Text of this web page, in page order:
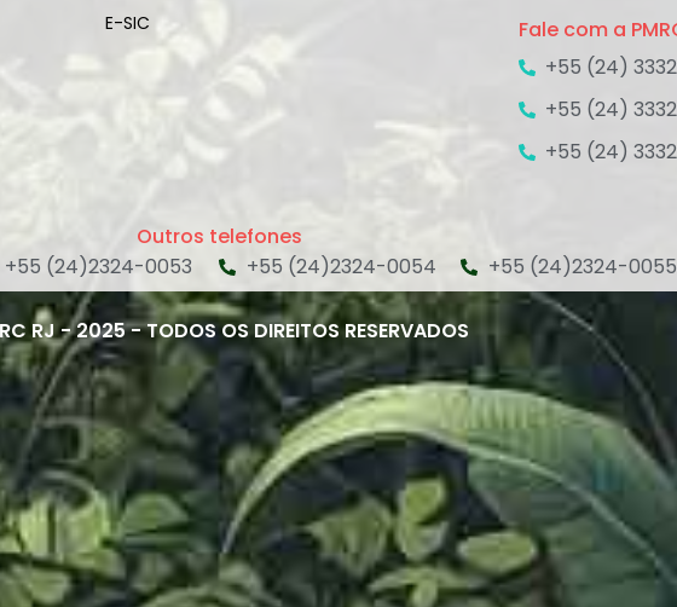
E-SIC
Fale com a
+55 (24)
+55 (24)
+55 (24)
Outros telefones
+55 (24)2324-0053 +55 (24)2324-0054 +55 (24)2324-0055
RJ - 2025 - TODOS OS DIREITOS RESERVADOS